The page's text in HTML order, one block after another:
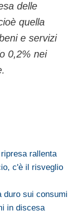
delle
quella
e servizi
0,2% nei
rallenta
c'è il risveglio
duro sui consumi
in discesa